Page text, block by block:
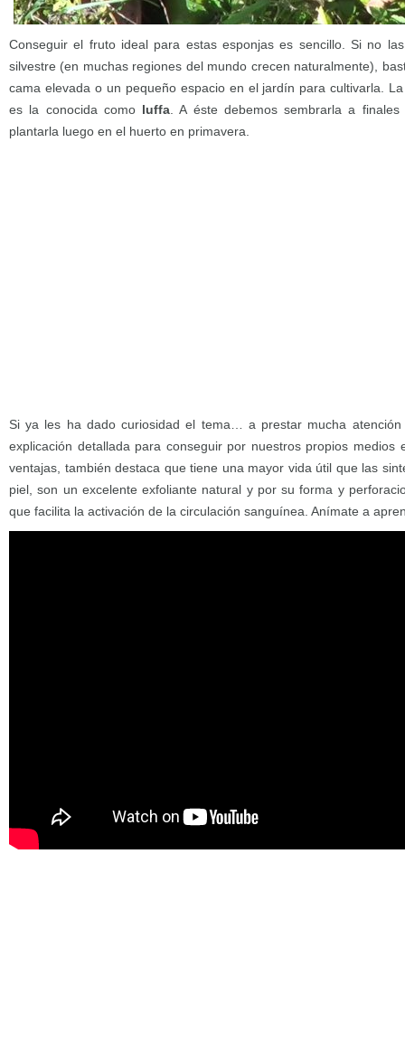
Conseguir el fruto ideal para estas esponjas es sencillo. Si no
silvestre (en muchas regiones del mundo crecen naturalmente),
cama elevada o un pequeño espacio en el jardín para cultivarla.
es la conocida como luffa . A éste debemos sembrarla a
plantarla luego en el huerto en primavera.
Si ya les ha dado curiosidad el tema… a prestar mucha
explicación detallada para conseguir por nuestros propios medios
ventajas, también destaca que tiene una mayor vida útil que las
piel, son un excelente exfoliante natural y por su forma y
que facilita la activación de la circulación sanguínea. Anímate a